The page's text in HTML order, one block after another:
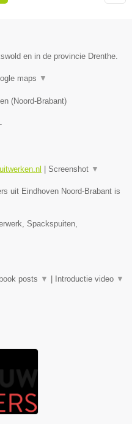
en in de provincie Drenthe.
maps ▼
(Noord-Brabant)
-
| Screenshot ▼
uit Eindhoven Noord-Brabant is
Spackspuiten,
posts ▼ | Introductie video ▼